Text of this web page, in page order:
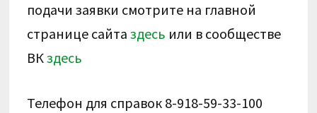
подачи заявки смотрите на главной
странице сайтаздесь или в сообществе
ВКздесь
Телефон для справок 8-918-59-33-100